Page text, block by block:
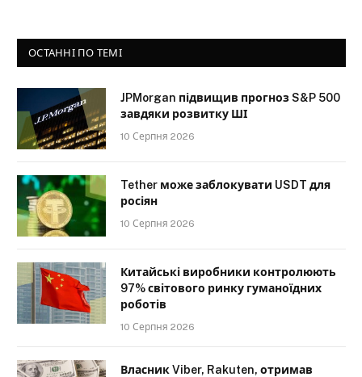
ОСТАННІ ПО ТЕМІ
JPMorgan підвищив прогноз S&P 500
завдяки розвитку ШІ
10 Серпня 2026
Tether може заблокувати USDT для
росіян
10 Серпня 2026
Китайські виробники контролюють
97% світового ринку гуманоїдних
роботів
10 Серпня 2026
Власник Viber, Rakuten, отримав